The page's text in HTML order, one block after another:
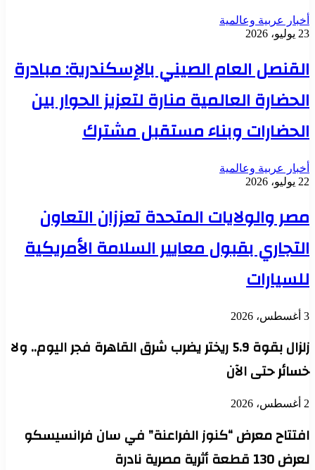
أخبار عربية وعالمية
23 يوليو، 2026
القنصل العام الصيني بالإسكندرية: مبادرة
الحضارة العالمية منارة لتعزيز الحوار بين
الحضارات وبناء مستقبل مشترك
أخبار عربية وعالمية
22 يوليو، 2026
مصر والولايات المتحدة تعززان التعاون
التجاري بقبول معايير السلامة الأمريكية
للسيارات
3 أغسطس، 2026
زلزال بقوة 5.9 ريختر يضرب شرق القاهرة فجر اليوم.. ولا
خسائر حتى الآن
2 أغسطس، 2026
افتتاح معرض “كنوز الفراعنة” في سان فرانسيسكو
لعرض 130 قطعة أثرية مصرية نادرة